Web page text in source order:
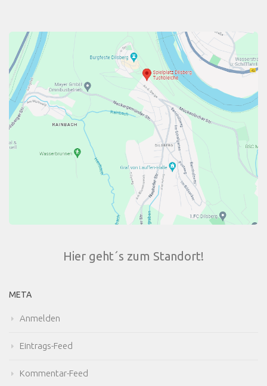
Hier geht´s zum Standort!
META
Anmelden
Eintrags-Feed
Kommentar-Feed